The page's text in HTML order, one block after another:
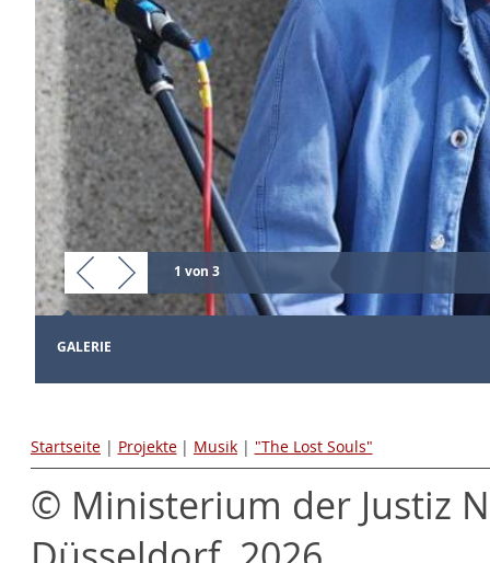
1 von 3
GALERIE
Startseite | Projekte | Musik | "The Lost Souls"
© Ministerium der Justiz